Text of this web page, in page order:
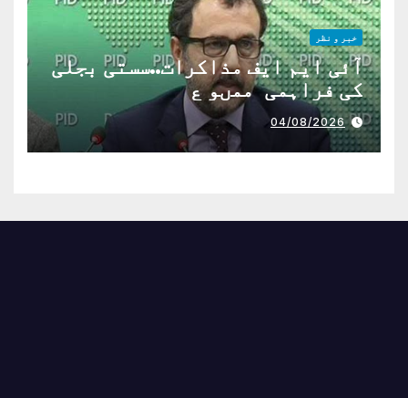
خبر و نظر
آئی ایم ایف مذاکرات..سستی بجلی
کی فراہمی ممںو ع
04/08/2026